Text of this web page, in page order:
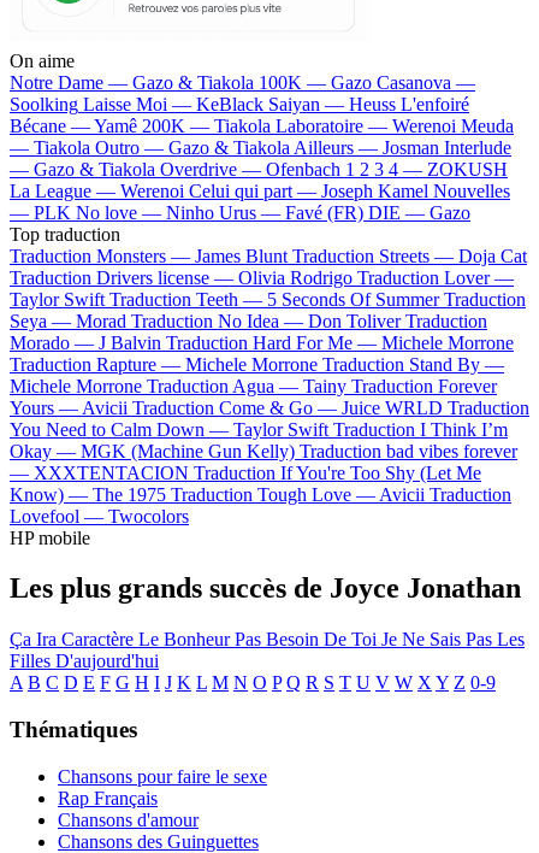
On aime
Notre Dame — Gazo & Tiakola 100K — Gazo Casanova —
Soolking Laisse Moi — KeBlack Saiyan — Heuss L'enfoiré
Bécane —Yamê 200K — Tiakola Laboratoire — Werenoi Meuda
— Tiakola Outro — Gazo & Tiakola Ailleurs — Josman Interlude
— Gazo & Tiakola Overdrive — Ofenbach 1 2 3 4 — ZOKUSH
La League — Werenoi Celui qui part — Joseph Kamel Nouvelles
— PLK No love — Ninho Urus — Favé (FR) DIE — Gazo
Top traduction
Traduction Monsters — James Blunt Traduction Streets — Doja Cat
Traduction Drivers license — Olivia Rodrigo Traduction Lover —
Taylor Swift Traduction Teeth — 5 Seconds Of Summer Traduction
Seya — Morad Traduction No Idea — Don Toliver Traduction
Morado — J Balvin Traduction Hard For Me — Michele Morrone
Traduction Rapture — Michele Morrone Traduction Stand By —
Michele Morrone Traduction Agua — Tainy Traduction Forever
Yours — Avicii Traduction Come & Go — Juice WRLD Traduction
You Need to Calm Down — Taylor Swift Traduction I Think I’m
Okay — MGK (Machine Gun Kelly) Traduction bad vibes forever
— XXXTENTACION Traduction If You're Too Shy (Let Me
Know) — The 1975 Traduction Tough Love — Avicii Traduction
Lovefool — Twocolors
HP mobile
Les plus grands succès de Joyce Jonathan
Ça Ira Caractère Le BonheurPas Besoin De Toi Je Ne Sais Pas Les
Filles D'aujourd'hui
A B C D E F G H I J K L M N O P Q R S T U V W X Y Z 0-9
Thématiques
Chansons pour faire le sexe
Rap Français
Chansons d'amour
Chansons des Guinguettes